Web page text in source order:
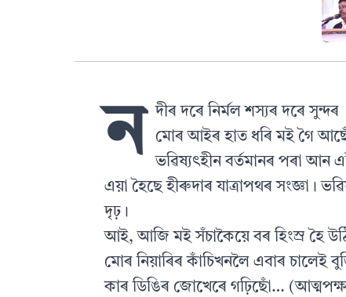
ন
দীৰ দৰে নিৰ্মল শস্যৰ দৰে সুন্দৰ
মোৰ আইৰ হাত ধৰি মই গৈ
ভৱিষ্যৎহীন বৰ্তমানৰ পৰা আন
এয়া হৈছে হীৰুদাৰ যাত্ৰাপথৰ সংজ্ঞা।
দৃঢ়।
আই, আজি মই সঁচাকৈয়ে বৰ হিংস্ৰ হৈ
মোৰ নিয়াৰিৰ কাঁচিখনলৈ এবাৰ চালেই
কাৰ ডিঙিৰ জোখেৰে গঢ়িছোঁ…